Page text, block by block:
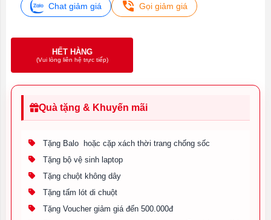
Chat giảm giá Gọi giảm giá
HẾT HÀNG
(Vui lòng liên hệ trực tiếp)
Quà tặng & Khuyến mãi
Tặng Balo hoặc cặp xách thời trang chống sốc
Tặng bộ vệ sinh laptop
Tặng chuột không dây
Tặng tấm lót di chuột
Tặng Voucher giảm giá đến 500.000đ